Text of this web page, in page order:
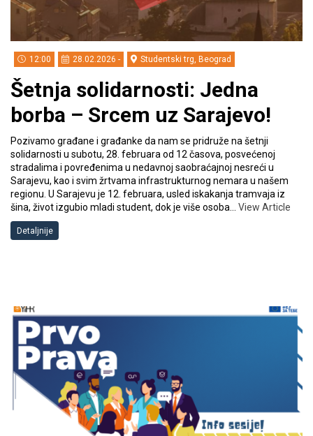
12:00 28.02.2026 - Studentski trg, Beograd
Šetnja solidarnosti: Jedna
borba – Srcem uz Sarajevo!
Pozivamo građane i građanke da nam se pridruže na šetnji
solidarnosti u subotu, 28. februara od 12 časova, posvećenoj
stradalima i povređenima u nedavnoj saobraćajnoj nesreći u
Sarajevu, kao i svim žrtvama infrastrukturnog nemara u našem
regionu. U Sarajevu je 12. februara, usled iskakanja tramvaja iz
šina, život izgubio mladi student, dok je više osoba… View Article
Detaljnije